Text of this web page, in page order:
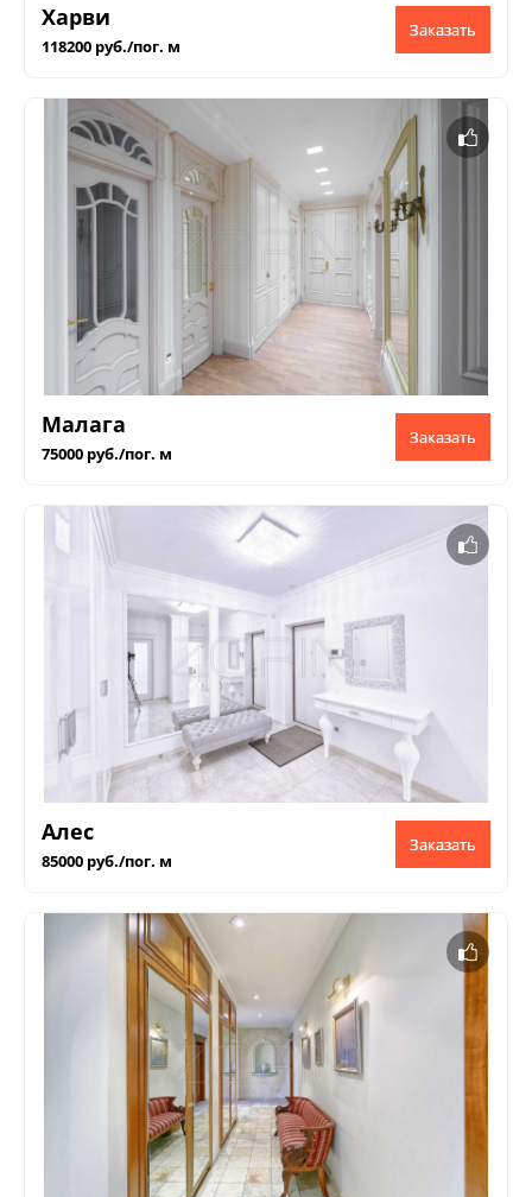
Харви
118200 руб./пог. м
Заказать
Малага
75000 руб./пог. м
Заказать
Алес
85000 руб./пог. м
Заказать